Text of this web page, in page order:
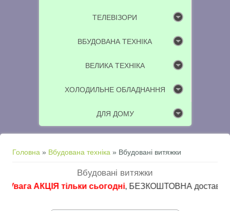
ТЕЛЕВІЗОРИ
ВБУДОВАНА ТЕХНІКА
ВЕЛИКА ТЕХНІКА
ХОЛОДИЛЬНЕ ОБЛАДНАННЯ
ДЛЯ ДОМУ
Ви є тут
Головна » Вбудована техніка » Вбудовані витяжки
Вбудовані витяжки
АКЦІЯ тільки сьогодні, БЕЗКОШТОВНА доставка в